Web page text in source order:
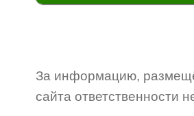
За информацию,
сайта ответственности